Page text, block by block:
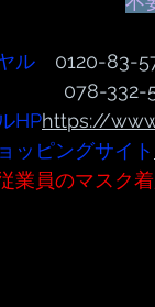
ル 0120-83-
078-
HPhttps://
ッピングサイト
業員のマスク